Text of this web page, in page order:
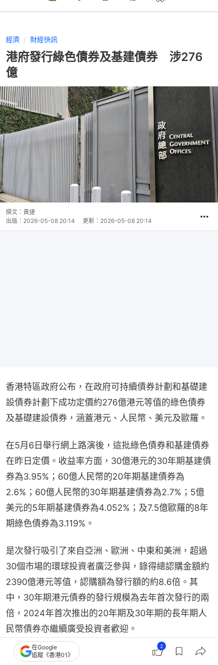
經濟 財經快訊
港府發行綠色債券及基建債券 涉276
億
撰文： 黃捷
出版： 2026-05-08 20:14 更新： 2026-05-08 20:14
香港特區政府公布，在政府可持續債券計劃和基礎建
設債券計劃下成功定價約276億港元等值的綠色債券
及基礎建設債券，涵蓋港元、人民幣、美元及歐羅。
在5月6日舉行網上路演後，這批綠色債券和基建債券
在昨日定價。收益率方面，30億港元的30年期基建債
券為3.95%；60億人民幣的20年期基建債券為
2.6%；60億人民幣的30年期基建債券為2.7%；5億
美元的5年期基建債券為4.052%；及7.5億歐羅的8年
期綠色債券為3.119%。
是次發行吸引了來自亞洲、歐洲、中東和美洲，超過
30個市場的環球投資者廣泛參與，錄得總認購金額約
2390億港元等值，認購額為發行額的約8.6倍。其
中，30年期港元債券的發行規模為去年首次發行的兩
倍，2024年首次推出的20年期及30年期的長年期人
民幣債券亦繼續廣受投資者歡迎。
財政司司長陳茂波表示，特區政府發行的基建債券為
在Google
追蹤《香港01》
2